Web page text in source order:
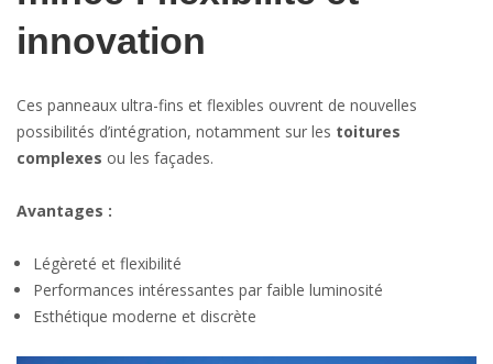
innovation
Ces panneaux ultra-fins et flexibles ouvrent de nouvelles
possibilités d’intégration, notamment sur les toitures
complexes ou les façades.
Avantages :
Légèreté et flexibilité
Performances intéressantes par faible luminosité
Esthétique moderne et discrète